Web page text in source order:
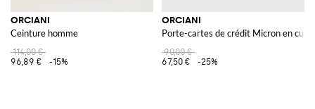
ORCIANI
Ceinture homme
114,00 €
96,89 €
-15%
ORCIANI
Porte-cartes de crédit Micron en cuir
90,00 €
67,50 €
-25%